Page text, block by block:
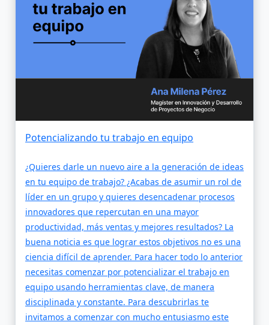
Potencializando tu trabajo en equipo
¿Quieres darle un nuevo aire a la generación de ideas
en tu equipo de trabajo? ¿Acabas de asumir un rol de
líder en un grupo y quieres desencadenar procesos
innovadores que repercutan en una mayor
productividad, más ventas y mejores resultados? La
buena noticia es que lograr estos objetivos no es una
ciencia difícil de aprender. Para hacer todo lo anterior
necesitas comenzar por potencializar el trabajo en
equipo usando herramientas clave, de manera
disciplinada y constante. Para descubrirlas te
invitamos a comenzar con mucho entusiasmo este